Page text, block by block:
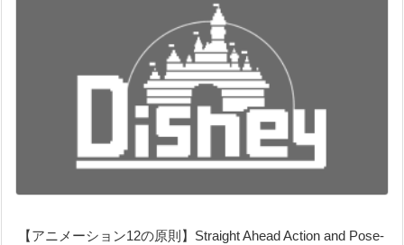
【アニメーション12の原則】Straight Ahead Action and Pose-